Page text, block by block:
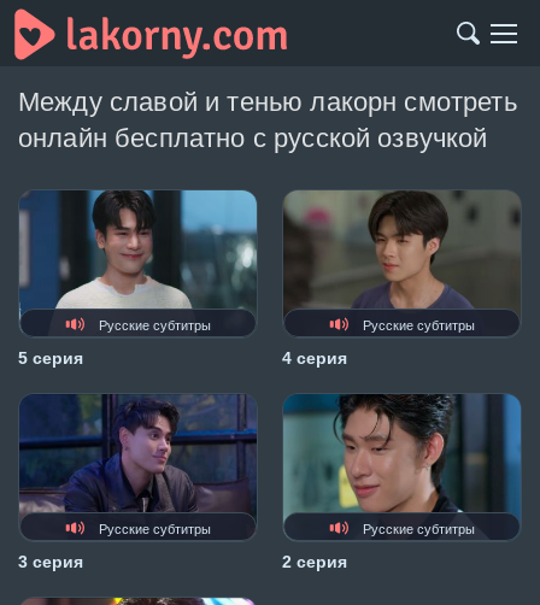
Между славой и тенью лакорн смотреть
онлайн бесплатно с русской озвучкой
Русские субтитры
5 серия
Русские субтитры
4 серия
Русские субтитры
3 серия
Русские субтитры
2 серия